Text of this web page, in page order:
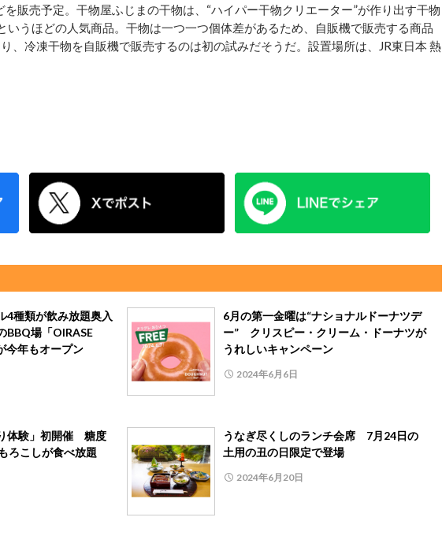
販売予定。干物屋ふじまの干物は、“ハイパー干物クリエーター”が作り出す干物
いうほどの人気商品。干物は一つ一つ個体差があるため、自販機で販売する商品
、冷凍干物を自販機で販売するのは初の試みだそうだ。設置場所は、JR東日本 熱
4種類が飲み放題奥入
BBQ場「OIRASE
今年もオープン
6月の第一金曜は“ナショナルドーナツデ
ー” クリスピー・クリーム・ドーナツが
うれしいキャンペーン
2024年6月6日
体験」初開催 糖度
ろこしが食べ放題
うなぎ尽くしのランチ会席 7月24日の
土用の丑の日限定で登場
2024年6月20日